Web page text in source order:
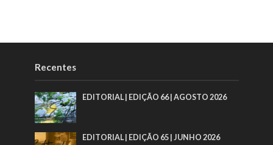
Recentes
EDITORIAL | EDIÇÃO 66 | AGOSTO 2026
EDITORIAL | EDIÇÃO 65 | JUNHO 2026